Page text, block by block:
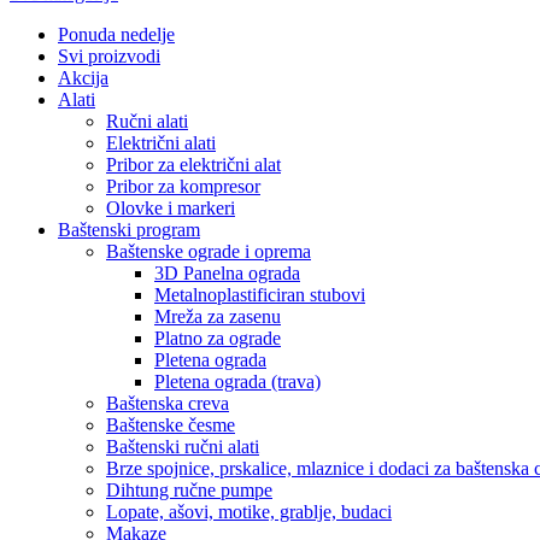
Ponuda nedelje
Svi proizvodi
Akcija
Alati
Ručni alati
Električni alati
Pribor za električni alat
Pribor za kompresor
Olovke i markeri
Baštenski program
Baštenske ograde i oprema
3D Panelna ograda
Metalnoplastificiran stubovi
Mreža za zasenu
Platno za ograde
Pletena ograda
Pletena ograda (trava)
Baštenska creva
Baštenske česme
Baštenski ručni alati
Brze spojnice, prskalice, mlaznice i dodaci za baštenska
Dihtung ručne pumpe
Lopate, ašovi, motike, grablje, budaci
Makaze